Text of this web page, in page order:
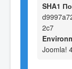
SHA1
2c7
Joomla!